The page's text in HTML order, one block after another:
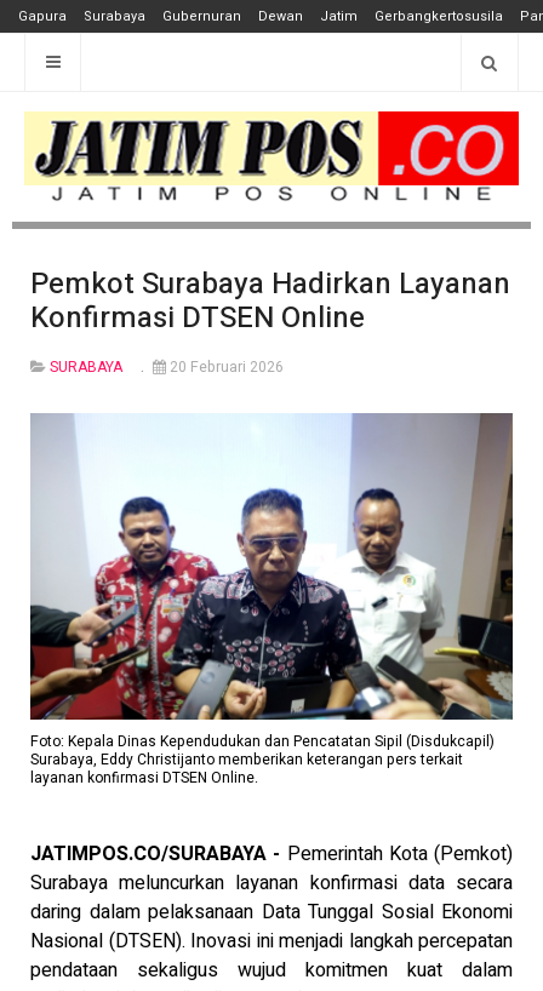
Gapura Surabaya Gubernuran Dewan Jatim Gerbangkertosusila
Pemkot Surabaya Hadirkan Layanan
Konfirmasi DTSEN Online
SURABAYA 20 Februari 2026
Foto: Kepala Dinas Kependudukan dan Pencatatan Sipil (Disdukcapil)
Surabaya, Eddy Christijanto memberikan keterangan pers terkait
layanan konfirmasi DTSEN Online.
JATIMPOS.CO/SURABAYA - Pemerintah Kota (Pemkot)
Surabaya meluncurkan layanan konfirmasi data secara
daring dalam pelaksanaan Data Tunggal Sosial Ekonomi
Nasional (DTSEN). Inovasi ini menjadi langkah percepatan
pendataan sekaligus wujud komitmen kuat dalam